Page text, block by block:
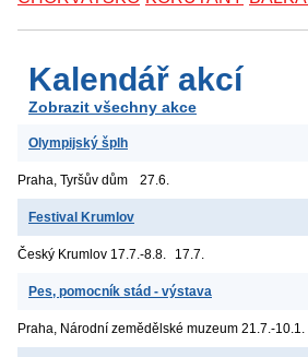
Kalendář akcí
Zobrazit všechny akce
Olympijský šplh
Praha, Tyršův dům 27.6.
Festival Krumlov
Český Krumlov 17.7.-8.8. 17.7.
Pes, pomocník stád - výstava
Praha, Národní zemědělské muzeum 21.7.-10.1.